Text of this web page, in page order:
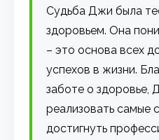
Судьба Джи была
здоровьем. Она
– это основа всех
успехов в жизни.
заботе о здоровье,
реализовать самые
достигнуть